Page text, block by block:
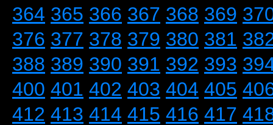
364 365 366 367 368 369
376 377 378 379 380 381
388 389 390 391 392 393
400 401 402 403 404 405
412 413 414 415 416 417